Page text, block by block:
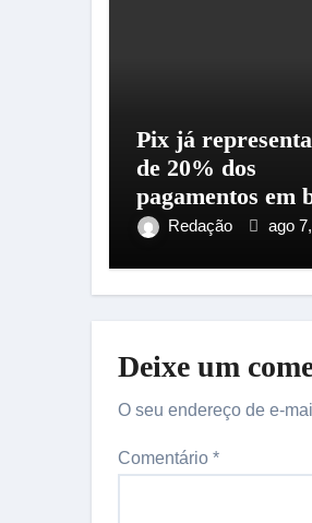
Pix já
de 20% dos
pagamentos em
e restaurantes do
Redação ago
Deixe um
O seu endereço de e-
Comentário *